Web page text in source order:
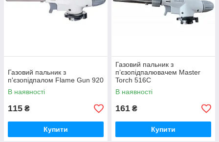
Газовий пальник з
п'єзопідпалом Flame Gun 920
В наявності
115 ₴
Купити
Газовий пальник з
п’єзопідпалювачем Master
Torch 516C
В наявності
161 ₴
Купити